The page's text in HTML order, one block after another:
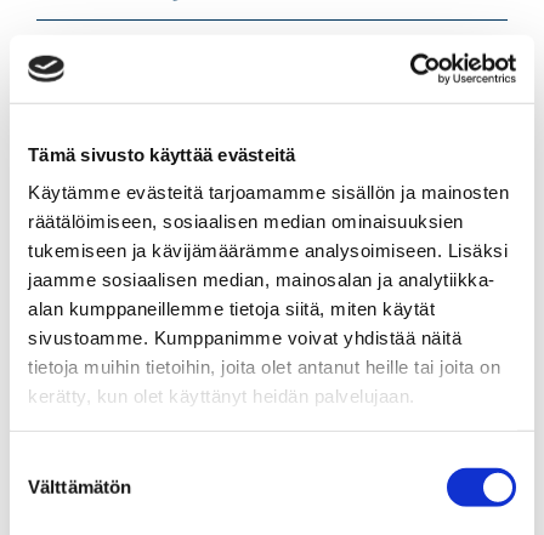
Tämä sivusto käyttää evästeitä
Käytämme evästeitä tarjoamamme sisällön ja mainosten
räätälöimiseen, sosiaalisen median ominaisuuksien
tukemiseen ja kävijämäärämme analysoimiseen. Lisäksi
jaamme sosiaalisen median, mainosalan ja analytiikka-
alan kumppaneillemme tietoja siitä, miten käytät
sivustoamme. Kumppanimme voivat yhdistää näitä
tietoja muihin tietoihin, joita olet antanut heille tai joita on
kerätty, kun olet käyttänyt heidän palvelujaan.
valinta
Välttämätön
Taloyhtiö